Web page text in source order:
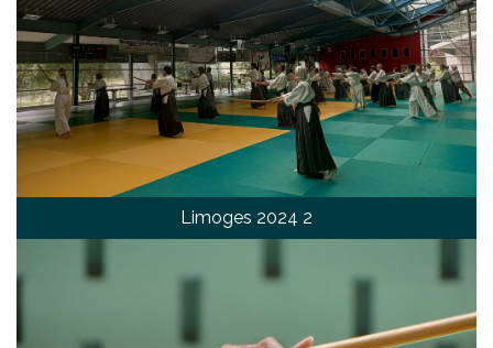
Limoges 2024 2